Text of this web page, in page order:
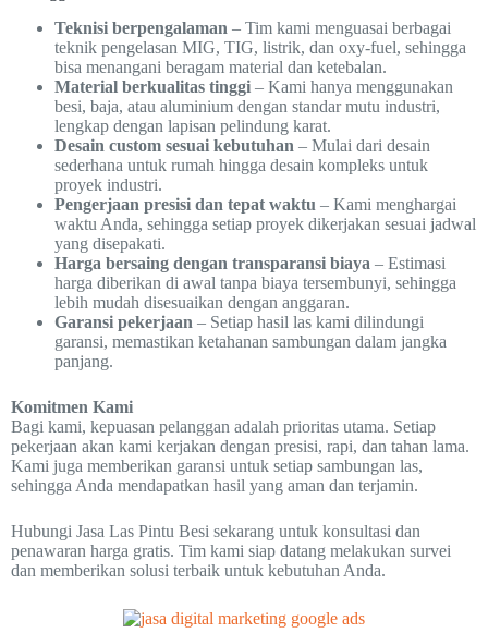
Teknisi berpengalaman – Tim kami menguasai berbagai
teknik pengelasan MIG, TIG, listrik, dan oxy-fuel, sehingga
bisa menangani beragam material dan ketebalan.
Material berkualitas tinggi – Kami hanya menggunakan
besi, baja, atau aluminium dengan standar mutu industri,
lengkap dengan lapisan pelindung karat.
Desain custom sesuai kebutuhan – Mulai dari desain
sederhana untuk rumah hingga desain kompleks untuk
proyek industri.
Pengerjaan presisi dan tepat waktu – Kami menghargai
waktu Anda, sehingga setiap proyek dikerjakan sesuai jadwal
yang disepakati.
Harga bersaing dengan transparansi biaya – Estimasi
harga diberikan di awal tanpa biaya tersembunyi, sehingga
lebih mudah disesuaikan dengan anggaran.
Garansi pekerjaan – Setiap hasil las kami dilindungi
garansi, memastikan ketahanan sambungan dalam jangka
panjang.
Komitmen Kami
Bagi kami, kepuasan pelanggan adalah prioritas utama. Setiap
pekerjaan akan kami kerjakan dengan presisi, rapi, dan tahan lama.
Kami juga memberikan garansi untuk setiap sambungan las,
sehingga Anda mendapatkan hasil yang aman dan terjamin.
Hubungi Jasa Las Pintu Besi sekarang untuk konsultasi dan
penawaran harga gratis. Tim kami siap datang melakukan survei
dan memberikan solusi terbaik untuk kebutuhan Anda.